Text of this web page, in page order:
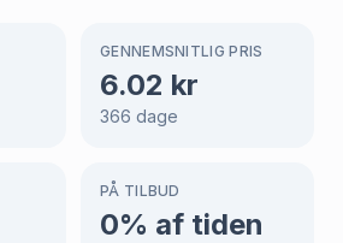
GENNEMSNITLIG PRIS
6.02 kr
366 dage
PÅ TILBUD
0% af tiden